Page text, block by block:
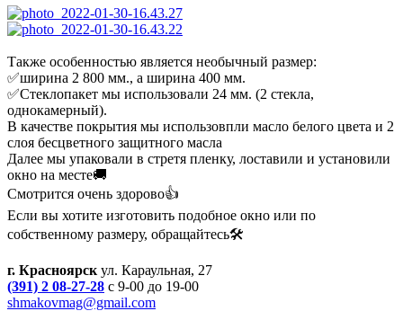
Также особенностью является необычный размер:
✅ширина 2 800 мм., а ширина 400 мм.
✅Стеклопакет мы использовали 24 мм. (2 стекла,
однокамерный).
В качестве покрытия мы использовпли масло белого цвета и 2
слоя бесцветного защитного масла
Далее мы упаковали в стретя пленку, лоставили и установили
окно на месте🚚
Смотрится очень здорово👍
Если вы хотите изготовить подобное окно или по
собственному размеру, обращайтесь🛠
г. Красноярскул. Караульная, 27
(391) 2 08-27-28 с 9-00 до 19-00
shmakovmag@gmail.com